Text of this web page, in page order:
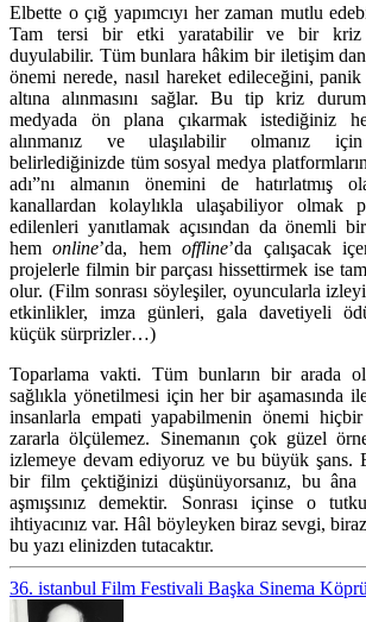
Elbette o çığ yapımcıyı her zaman mutlu
Tam tersi bir etki yaratabilir ve bir kriz
duyulabilir. Tüm bunlara hâkim bir iletişim
önemi nerede, nasıl hareket edileceğini,
altına alınmasını sağlar. Bu tip kriz
medyada ön plana çıkarmak istediğiniz
alınmanız ve ulaşılabilir olmanız
belirlediğinizde tüm sosyal medya
adı”nı almanın önemini de hatırlatmış
kanallardan kolaylıkla ulaşabiliyor olmak
edilenleri yanıtlamak açısından da önemli
hemonline’da, hemoffline’da çalışacak
projelerle filmin bir parçası hissettirmek ise
olur. (Film sonrası söyleşiler, oyuncularla
etkinlikler, imza günleri, gala davetiyeli
küçük sürprizler…)
Toparlama vakti. Tüm bunların bir arada
sağlıkla yönetilmesi için her bir aşamasında
insanlarla empati yapabilmenin önemi
zararla ölçülemez. Sinemanın çok güzel
izlemeye devam ediyoruz ve bu büyük şans.
bir film çektiğinizi düşünüyorsanız, bu
aşmışsınız demektir. Sonrası içinse o
ihtiyacınız var. Hâl böyleyken biraz sevgi,
bu yazı elinizden tutacaktır.
36. istanbul Film Festivali Başka Sinema